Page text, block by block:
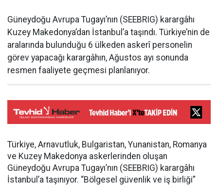
Güneydoğu Avrupa Tugayı’nın (SEEBRIG) karargâhı
Kuzey Makedonya’dan İstanbul’a taşındı. Türkiye’nin de
aralarında bulunduğu 6 ülkeden askerî personelin
görev yapacağı karargâhın, Ağustos ayı sonunda
resmen faaliyete geçmesi planlanıyor.
Türkiye, Arnavutluk, Bulgaristan, Yunanistan, Romanya
ve Kuzey Makedonya askerlerinden oluşan
Güneydoğu Avrupa Tugayı’nın (SEEBRIG) karargâhı
İstanbul’a taşınıyor. “Bölgesel güvenlik ve iş birliği”